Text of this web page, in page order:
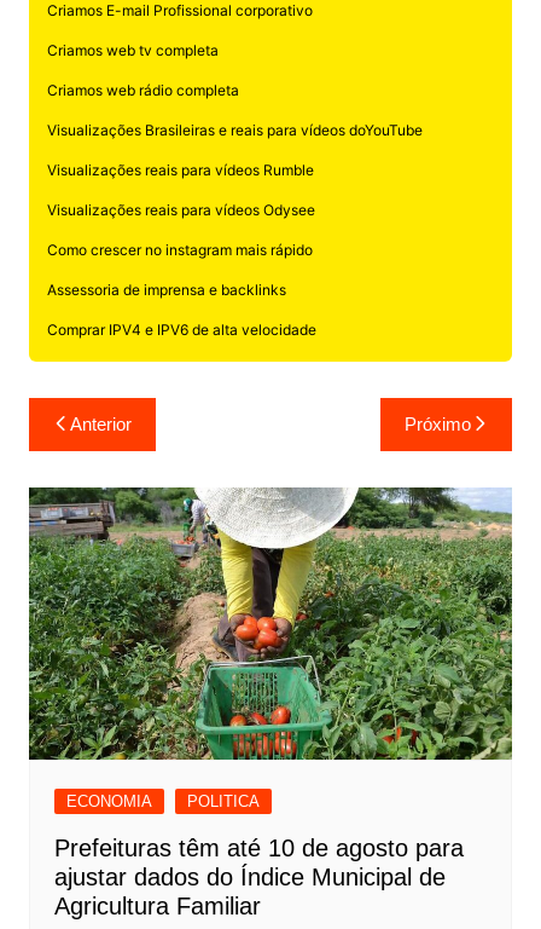
Criamos E-mail Profissional corporativo
Criamos web tv completa
Criamos web rádio completa
Visualizações Brasileiras e reais para vídeos doYouTube
Visualizações reais para vídeos Rumble
Visualizações reais para vídeos Odysee
Como crescer no instagram mais rápido
Assessoria de imprensa e backlinks
Comprar IPV4 e IPV6 de alta velocidade
Navegação
de
Post
Anterior Próximo
ECONOMIA POLITICA
Prefeituras têm até 10 de agosto para
ajustar dados do Índice Municipal de
Agricultura Familiar